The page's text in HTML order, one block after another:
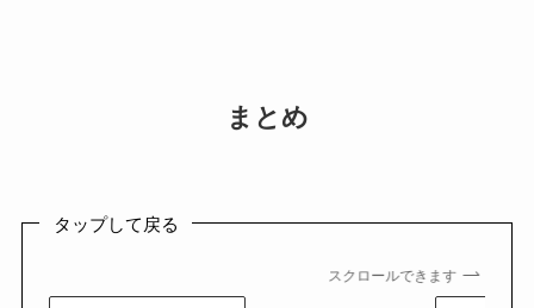
まとめ
タップして戻る
スクロールできます